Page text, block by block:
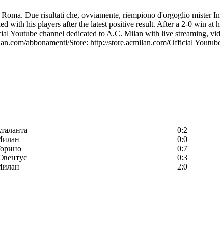
Due risultati che, ovviamente, riempiono d'orgoglio mister
with his players after the latest positive result. After a 2-0 win
Youtube channel dedicated to A.C. Milan with live streaming,
abbonamenti/Store: http://store.acmilan.com/Official
0:2
0:0
0:7
0:3
2:0